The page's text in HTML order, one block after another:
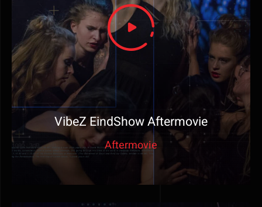
VibeZ EindShow Aftermovie
Aftermovie